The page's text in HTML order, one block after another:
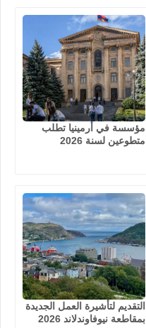
مؤسسة في أرمينيا تطلب
متطوعين لسنة 2026
التقديم لتأشيرة العمل الجديدة
بمقاطعة نيوفاوندلاند 2026